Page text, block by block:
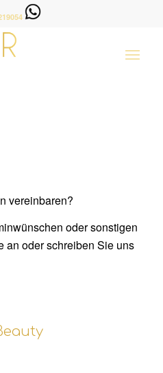
vereinbaren?
oder sonstigen
an oder schreiben Sie uns